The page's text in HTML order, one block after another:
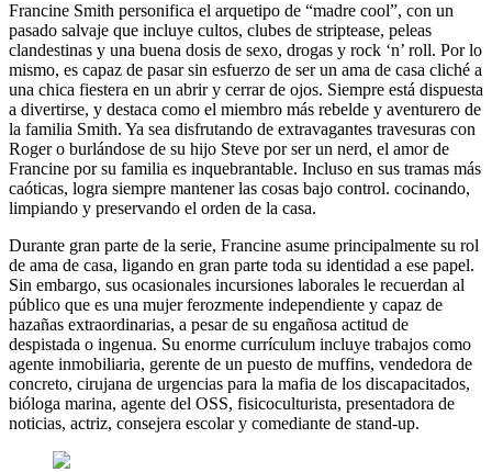
Francine Smith personifica el arquetipo de “madre cool”, con un
pasado salvaje que incluye cultos, clubes de striptease, peleas
clandestinas y una buena dosis de sexo, drogas y rock ‘n’ roll. Por lo
mismo, es capaz de pasar sin esfuerzo de ser un ama de casa cliché a
una chica fiestera en un abrir y cerrar de ojos. Siempre está dispuesta
a divertirse, y destaca como el miembro más rebelde y aventurero de
la familia Smith. Ya sea disfrutando de extravagantes travesuras con
Roger o burlándose de su hijo Steve por ser un nerd, el amor de
Francine por su familia es inquebrantable. Incluso en sus tramas más
caóticas, logra siempre mantener las cosas bajo control. cocinando,
limpiando y preservando el orden de la casa.
Durante gran parte de la serie, Francine asume principalmente su rol
de ama de casa, ligando en gran parte toda su identidad a ese papel.
Sin embargo, sus ocasionales incursiones laborales le recuerdan al
público que es una mujer ferozmente independiente y capaz de
hazañas extraordinarias, a pesar de su engañosa actitud de
despistada o ingenua. Su enorme currículum incluye trabajos como
agente inmobiliaria, gerente de un puesto de muffins, vendedora de
concreto, cirujana de urgencias para la mafia de los discapacitados,
bióloga marina, agente del OSS, fisicoculturista, presentadora de
noticias, actriz, consejera escolar y comediante de stand-up.